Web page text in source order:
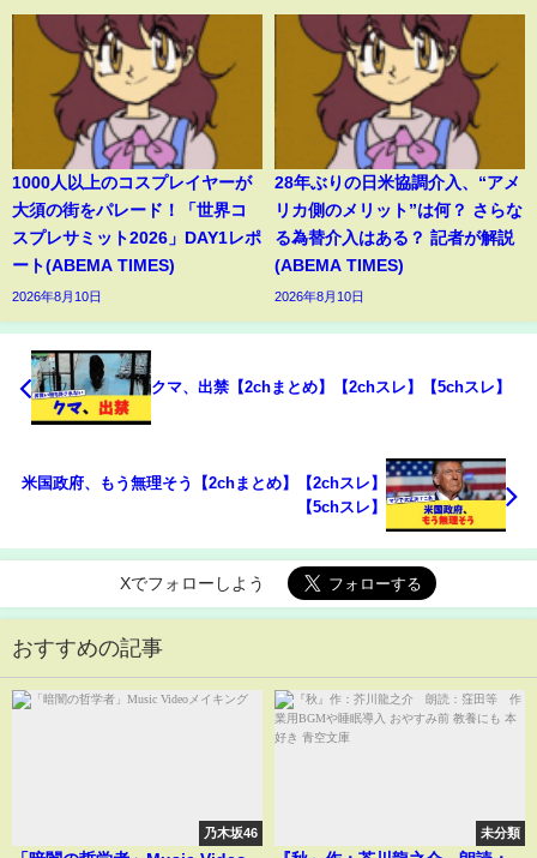
1000人以上のコスプレイヤーが
大須の街をパレード！「世界コ
スプレサミット2026」DAY1レポ
ート(ABEMA TIMES)
2026年8月10日
28年ぶりの日米協調介入、“アメ
リカ側のメリット”は何？ さらな
る為替介入はある？ 記者が解説
(ABEMA TIMES)
2026年8月10日
クマ、出禁【2chまとめ】【2chスレ】【5chスレ】
米国政府、もう無理そう【2chまとめ】【2chスレ】
【5chスレ】
Xでフォローしよう
おすすめの記事
乃木坂46 未分類